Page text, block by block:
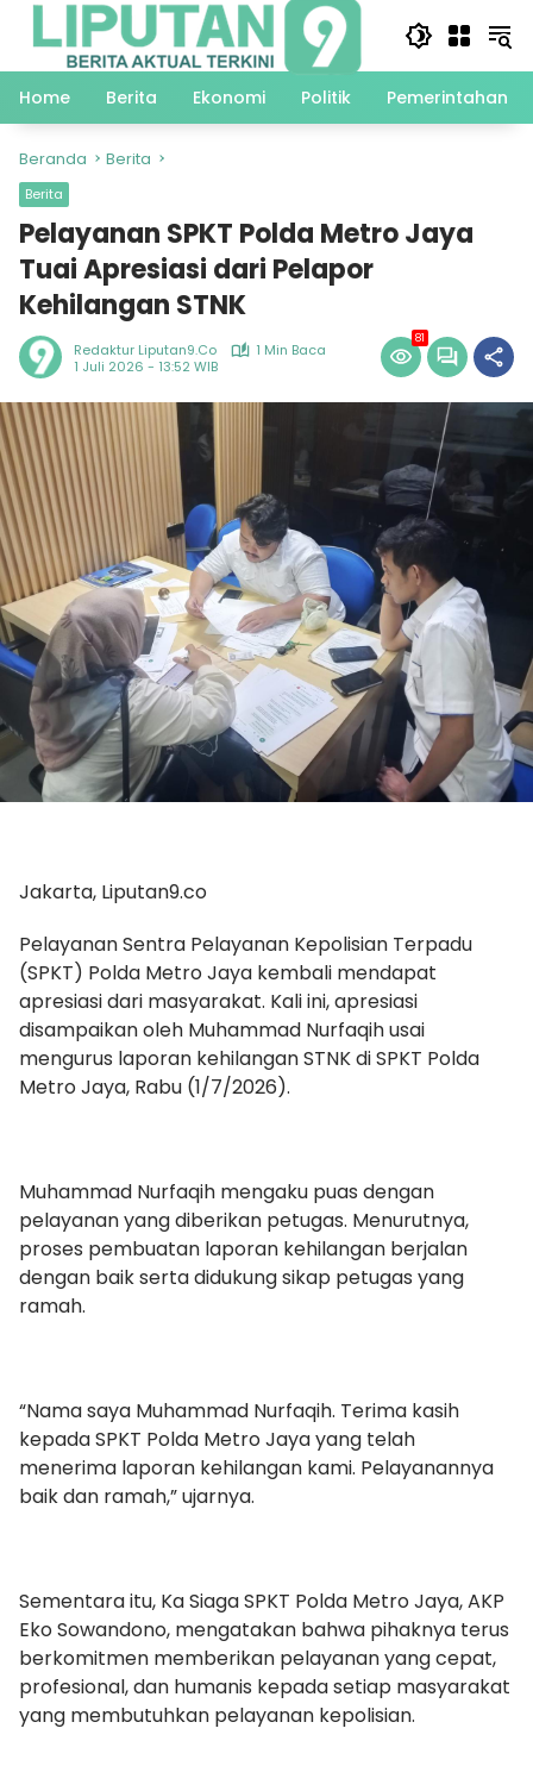
Langsung
Home
Berita Ekonomi Politik Pemerintahan
Beranda Berita
Berita
Pelayanan SPKT Polda Metro Jaya
Tuai Apresiasi dari Pelapor
Kehilangan STNK
Redaktur Liputan9.co
1 Min Baca
1 Juli 2026 - 13:52 WIB
81
Jakarta, Liputan9.co
Pelayanan Sentra Pelayanan Kepolisian Terpadu
(SPKT) Polda Metro Jaya kembali mendapat
apresiasi dari masyarakat. Kali ini, apresiasi
disampaikan oleh Muhammad Nurfaqih usai
mengurus laporan kehilangan STNK di SPKT Polda
Metro Jaya, Rabu (1/7/2026).
Muhammad Nurfaqih mengaku puas dengan
pelayanan yang diberikan petugas. Menurutnya,
proses pembuatan laporan kehilangan berjalan
dengan baik serta didukung sikap petugas yang
ramah.
“Nama saya Muhammad Nurfaqih. Terima kasih
kepada SPKT Polda Metro Jaya yang telah
menerima laporan kehilangan kami. Pelayanannya
baik dan ramah,” ujarnya.
Sementara itu, Ka Siaga SPKT Polda Metro Jaya, AKP
Eko Sowandono, mengatakan bahwa pihaknya terus
berkomitmen memberikan pelayanan yang cepat,
profesional, dan humanis kepada setiap masyarakat
yang membutuhkan pelayanan kepolisian.